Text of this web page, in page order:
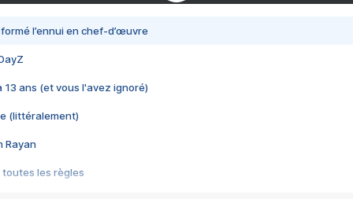
l’ennui en chef-d’œuvre
13 ans (et vous l'avez ignoré)
(littéralement)
Rayan
toutes les règles